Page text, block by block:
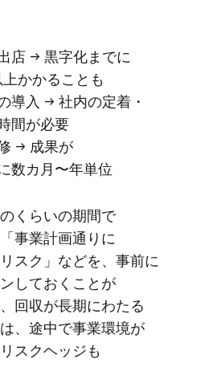
店 → 黒字化までに​
かかる​ことも
導入 → 社内の​定着・
間が​必要
→ 成果が​
数カ月〜年単位
くらいの​期間で​
事業計画通りに​
スク」などを、​事前に​
しておく​ことが​
回収が​長期に​わたる​
、​途中で​事業環境が​
スクヘッジも​